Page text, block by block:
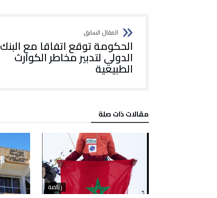
الحكومة توقع اتفاقا مع البنك
الدولي لتدبير مخاطر الكوارث
الطبيعية
‫مقالات ذات صلة‬
رياضة